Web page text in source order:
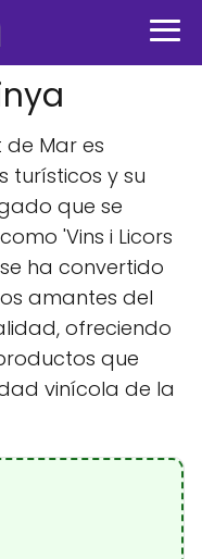
Mar es
turísticos y su
que se
'Vins i Licors
ha convertido
amantes del
ofreciendo
que
vinícola de la